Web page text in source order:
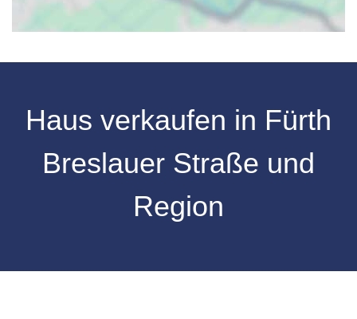
Haus verkaufen in Fürth
Breslauer Straße und
Region